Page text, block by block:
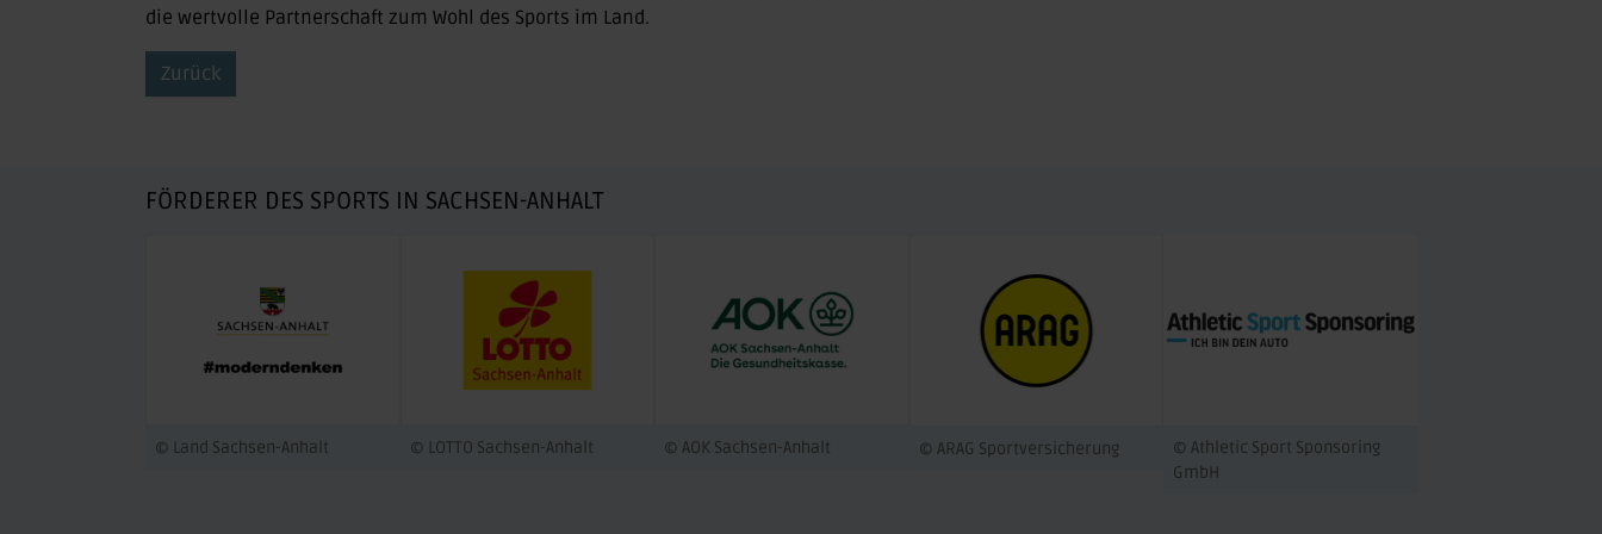
die wertvolle Partnerschaft zum Wohl des Sports im Land.
Zurück
FÖRDERER DES SPORTS IN SACHSEN-ANHALT
© Land Sachsen-Anhalt © LOTTO Sachsen-Anhalt © AOK Sachsen-Anhalt © ARAG Sportversicherung
© Athletic Sport Sponsoring
GmbH